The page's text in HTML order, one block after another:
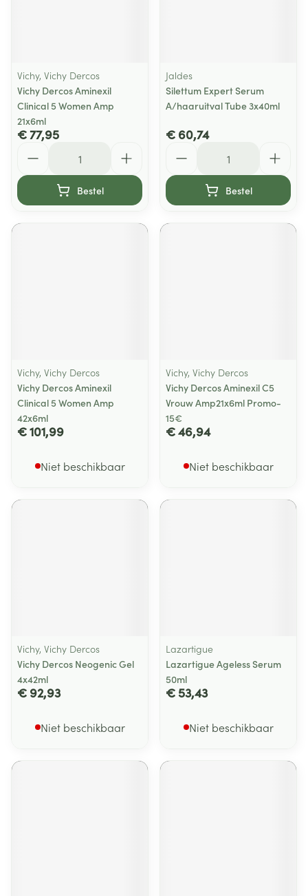
Vichy, Vichy Dercos
Vichy Dercos Aminexil
Clinical 5 Women Amp
21x6ml
€ 77,95
Bestel
Jaldes
Silettum Expert Serum
A/haaruitval Tube 3x40ml
€ 60,74
Bestel
Vichy, Vichy Dercos
Vichy Dercos Aminexil
Clinical 5 Women Amp
42x6ml
€ 101,99
Niet beschikbaar
Vichy, Vichy Dercos
Vichy Dercos Aminexil C5
Vrouw Amp21x6ml Promo-
15€
€ 46,94
Niet beschikbaar
Vichy, Vichy Dercos
Vichy Dercos Neogenic Gel
4x42ml
€ 92,93
Niet beschikbaar
Lazartigue
Lazartigue Ageless Serum
50ml
€ 53,43
Niet beschikbaar